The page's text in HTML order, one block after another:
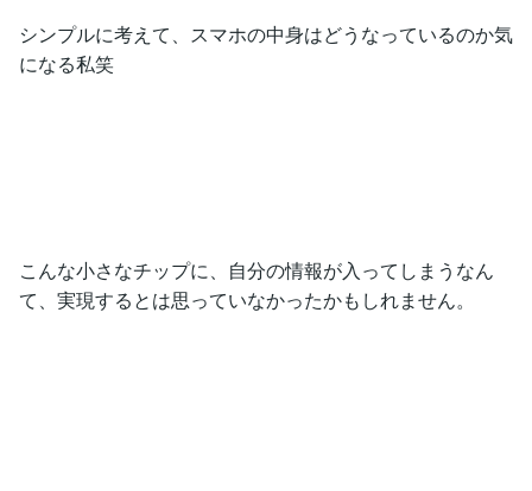
シンプルに考えて、スマホの中身はどうなっているのか気
になる私笑
こんな小さなチップに、自分の情報が入ってしまうなん
て、実現するとは思っていなかったかもしれません。